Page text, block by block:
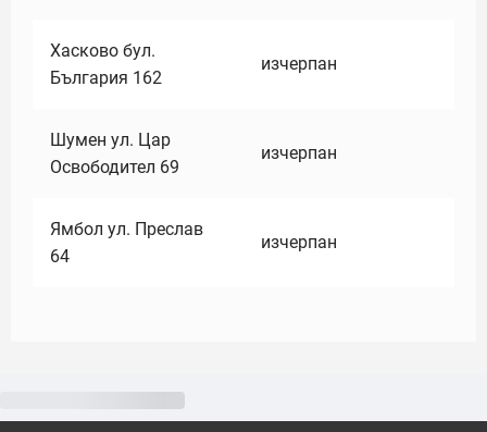
Хасково бул.
България 162
изчерпан
Шумен ул. Цар
Освободител 69
изчерпан
Ямбол ул. Преслав
64
изчерпан